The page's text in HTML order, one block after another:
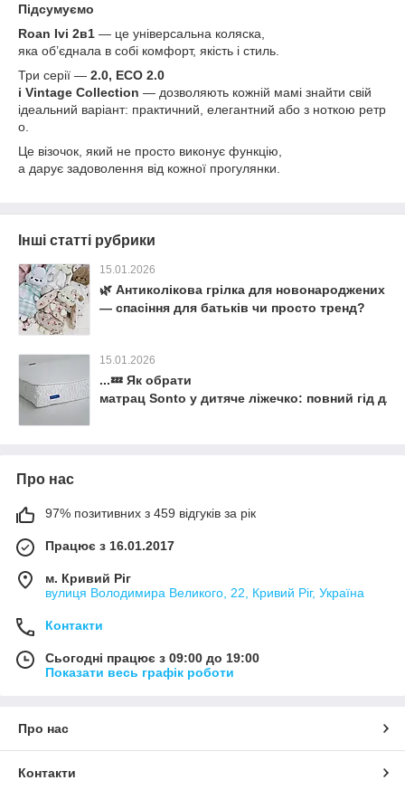
Підсумуємо
Roan Ivi 2в1 — це універсальна коляска,
яка об’єднала в собі комфорт, якість і стиль.
Три серії — 2.0, ECO 2.0
і Vintage Collection — дозволяють кожній мамі знайти свій
ідеальний варіант: практичний, елегантний або з ноткою ретр
о.
Це візочок, який не просто виконує функцію,
а дарує задоволення від кожної прогулянки.
Інші статті рубрики
15.01.2026
🌿 Антиколікова грілка для новонароджених
— спасіння для батьків чи просто тренд?
15.01.2026
...💤 Як обрати
матрац Sonto у дитяче ліжечко: повний гід для
Про нас
97% позитивних з 459 відгуків за рік
Працює з 16.01.2017
м. Кривий Ріг
вулиця Володимира Великого, 22, Кривий Ріг, Україна
Контакти
Сьогодні працює з 09:00 до 19:00
Показати весь графік роботи
Про нас
Контакти